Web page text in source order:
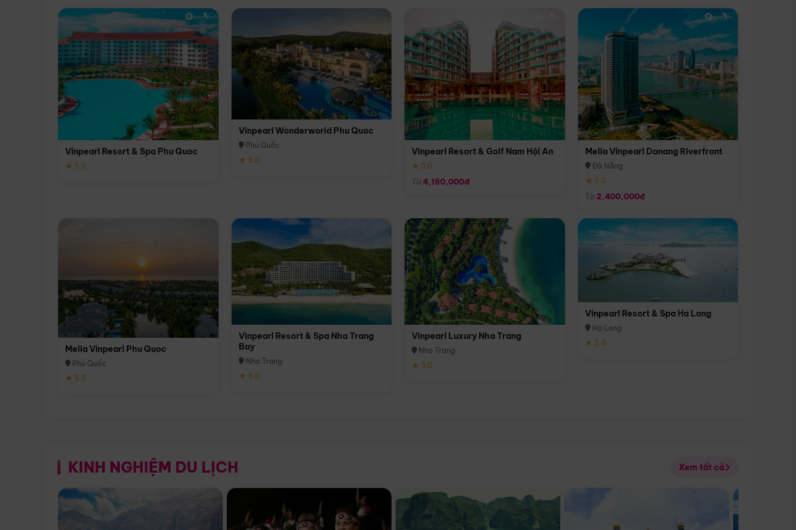
Vinpearl Resort & Spa Phu Quoc
★ 5.0
Vinpearl Wonderworld Phu Quoc
Phú Quốc
★ 5.0
Vinpearl Resort & Golf Nam Hội An
★ 5.0
Từ4,150,000đ
Melia Vinpearl Danang Riverfront
Đà Nẵng
★ 5.0
Từ 2,400,000đ
Melia Vinpearl Phu Quoc
Phú Quốc
★ 5.0
Vinpearl Resort & Spa Nha Trang
Bay
Nha Trang
★ 5.0
Vinpearl Luxury Nha Trang
Nha Trang
★ 5.0
Vinpearl Resort & Spa Ha Long
Hạ Long
★ 5.0
KINH NGHIỆM DU LỊCH Xem tất cả